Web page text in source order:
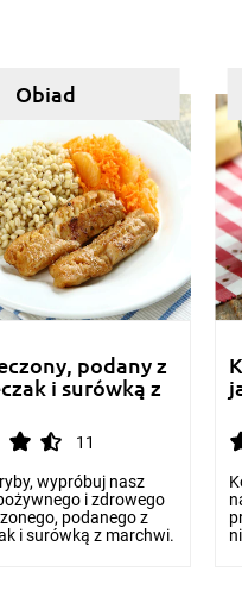
Obiad
podany z
i surówką z
11
wypróbuj nasz
i zdrowego
podanego z
i surówką z marchwi.